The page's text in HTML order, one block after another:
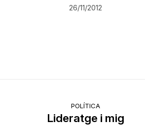
26/11/2012
POLÍTICA
Lideratge i mig